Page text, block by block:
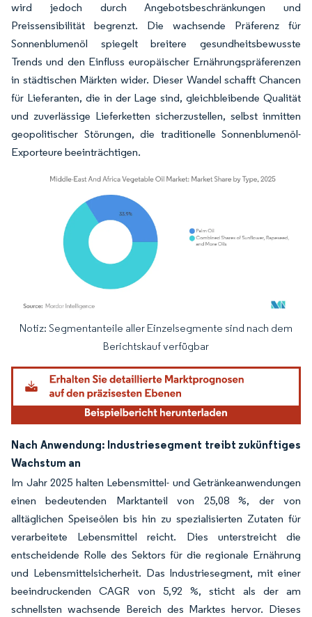
wird jedoch durch Angebotsbeschränkungen und
Preissensibilität begrenzt. Die wachsende Präferenz für
Sonnenblumenöl spiegelt breitere gesundheitsbewusste
Trends und den Einfluss europäischer Ernährungspräferenzen
in städtischen Märkten wider. Dieser Wandel schafft Chancen
für Lieferanten, die in der Lage sind, gleichbleibende Qualität
und zuverlässige Lieferketten sicherzustellen, selbst inmitten
geopolitischer Störungen, die traditionelle Sonnenblumenöl-
Exporteure beeinträchtigen.
Bild © Mordor Intelligence. Wiederverwendung erfordert Namensnennung
Notiz: Segmentanteile aller Einzelsegmente sind nach dem
Berichtskauf verfügbar
Nach Anwendung: Industriesegment treibt zukünftiges
Wachstum an
Im Jahr 2025 halten Lebensmittel- und Getränkeanwendungen
einen bedeutenden Marktanteil von 25,08 %, der von
alltäglichen Speiseölen bis hin zu spezialisierten Zutaten für
verarbeitete Lebensmittel reicht. Dies unterstreicht die
entscheidende Rolle des Sektors für die regionale Ernährung
und Lebensmittelsicherheit. Das Industriesegment, mit einer
beeindruckenden CAGR von 5,92 %, sticht als der am
schnellsten wachsende Bereich des Marktes hervor. Dieses